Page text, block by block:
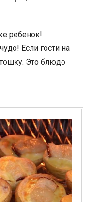
ребенок!
Если гости на
Это блюдо